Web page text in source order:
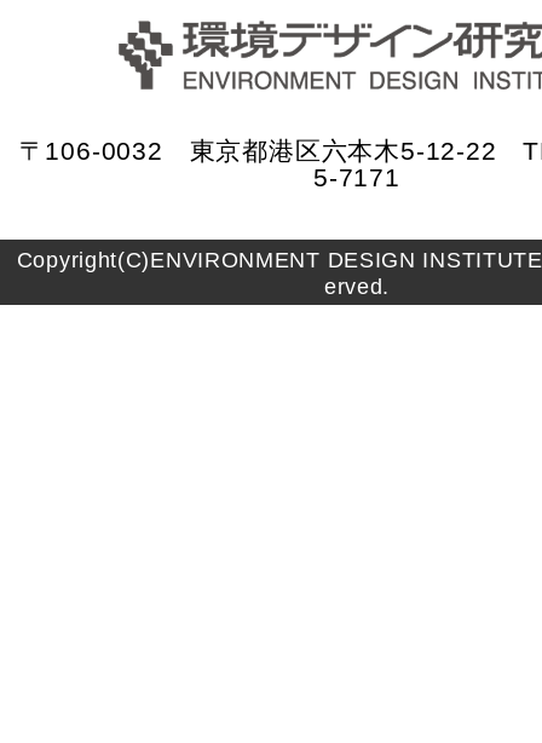
〒106-0032 東京都港区六本木5-12-22
5-7171
Copyright(C)ENVIRONMENT DESIGN
erved.